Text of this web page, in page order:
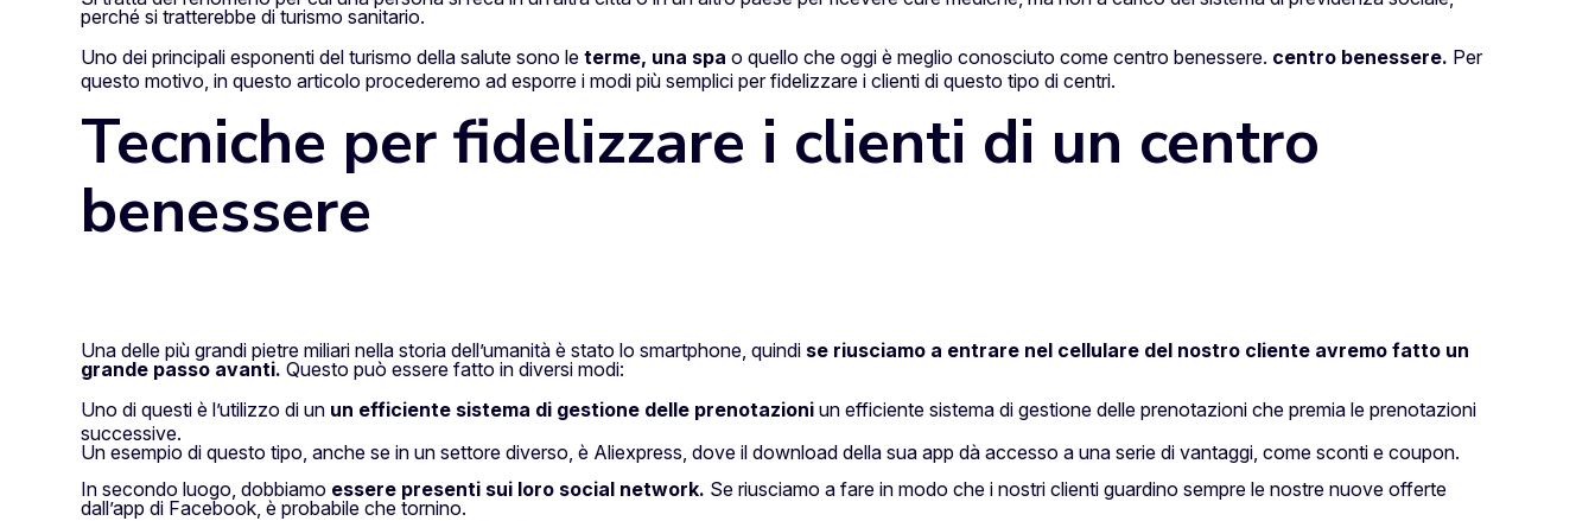
perché si tratterebbe di turismo sanitario.
Uno dei principali esponenti del turismo della salute sono le terme, una spa o quello che oggi è meglio conosciuto come centro benessere. centro benessere. Per
questo motivo, in questo articolo procederemo ad esporre i modi più semplici per fidelizzare i clienti di questo tipo di centri.
Tecniche per fidelizzare i clienti di un centro
benessere
Una delle più grandi pietre miliari nella storia dell’umanità è stato lo smartphone, quindi se riusciamo a entrare nel cellulare del nostro cliente avremo fatto un
grande passo avanti. Questo può essere fatto in diversi modi:
Uno di questi è l’utilizzo di un un efficiente sistema di gestione delle prenotazioni un efficiente sistema di gestione delle prenotazioni che premia le prenotazioni
successive.
Un esempio di questo tipo, anche se in un settore diverso, è Aliexpress, dove il download della sua app dà accesso a una serie di vantaggi, come sconti e coupon.
In secondo luogo, dobbiamo essere presenti sui loro social network. Se riusciamo a fare in modo che i nostri clienti guardino sempre le nostre nuove offerte
dall’app di Facebook, è probabile che tornino.